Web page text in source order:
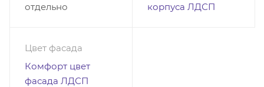
отдельно
корпуса ЛДСП
Цвет фасада
Комфорт цвет
фасада ЛДСП